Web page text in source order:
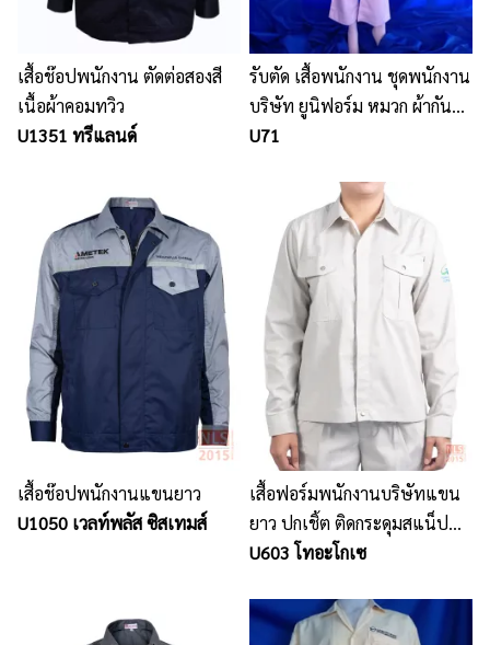
เสื้อช๊อปพนักงาน ตัดต่อสองสี
เนื้อผ้าคอมทวิว
U1351 ทรีแลนด์
รับตัด เสื้อพนักงาน ชุดพนักงาน
บริษัท ยูนิฟอร์ม หมวก ผ้ากัน
เปื้อน ชุดหมี
U71
เสื้อช๊อปพนักงานแขนยาว
U1050 เวลท์พลัส ซิสเทมส์
เสื้อฟอร์มพนักงานบริษัทแขน
ยาว ปกเชิ้ต ติดกระดุมสแน็ป
เนื้อผ้าคอมทวิว แบบบาง
U603 โทอะโกเซ